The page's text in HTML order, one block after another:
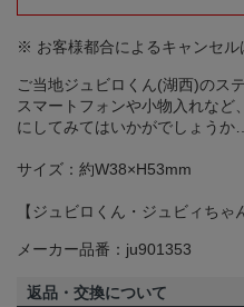
※ お客様都合によるキャンセル
ご当地ジュビロくん(湖西)のス
スマートフォンや小物入れなど
にしてみてはいかがでしょうか
サイズ：約W38×H53mm
【ジュビロくん・ジュビィちゃ
メーカー品番：ju901353
返品・交換について